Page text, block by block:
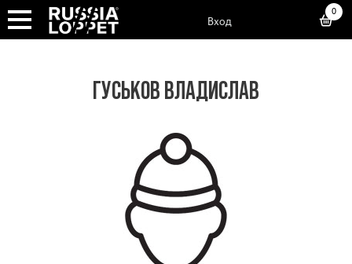
Вход
0
ГУСЬКОВ ВЛАДИСЛАВ